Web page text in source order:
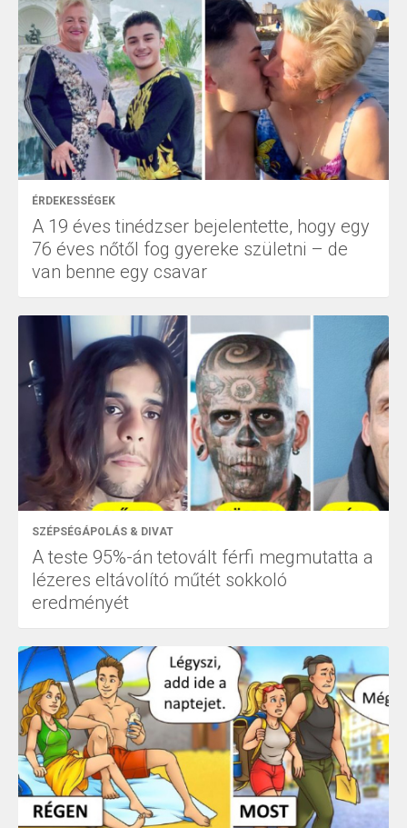
ÉRDEKESSÉGEK
A 19 éves tinédzser bejelentette, hogy egy
76 éves nőtől fog gyereke születni – de
van benne egy csavar
SZÉPSÉGÁPOLÁS & DIVAT
A teste 95%-án tetovált férfi megmutatta a
lézeres eltávolító műtét sokkoló
eredményét